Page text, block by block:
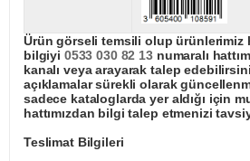
Ürün görseli temsili olup ürünlerimiz
bilgiyi 0533 030 82 13numaralı
kanalı veya arayarak talep
açıklamalar sürekli olarak
sadece kataloglarda yer aldığı için
hattımızdan bilgi talep etmenizi
Teslimat Bilgileri